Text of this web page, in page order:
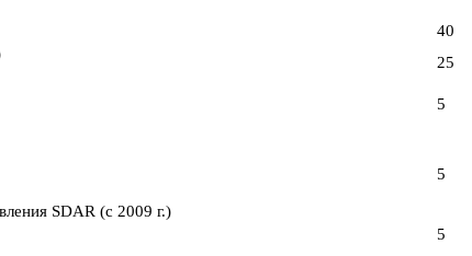
40
25
5
SDAR (с 2009 г.)
5
5